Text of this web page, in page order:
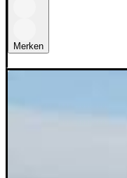
Merken